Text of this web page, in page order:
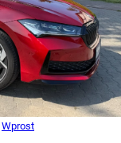
Wprost